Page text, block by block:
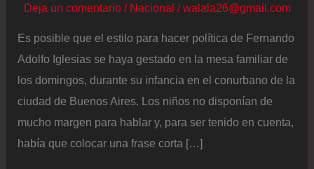
Deja un comentario / Nacional /walala26@gmail.com
Es posible que el estilo para hacer política de Fernando
Adolfo Iglesias se haya gestado en la mesa familiar de
los domingos, durante su infancia en el conurbano de la
ciudad de Buenos Aires. Los niños no disponían de
mucho margen para hablar y, para ser tenido en cuenta,
había que colocar una frase corta […]